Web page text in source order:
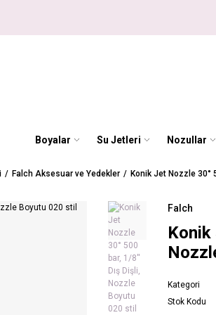
Boyalar Su Jetleri Nozullar
Falch Aksesuar ve Yedekler Konik Jet Nozzle 30°
Falch
Konik
Kategori
Stok Kodu